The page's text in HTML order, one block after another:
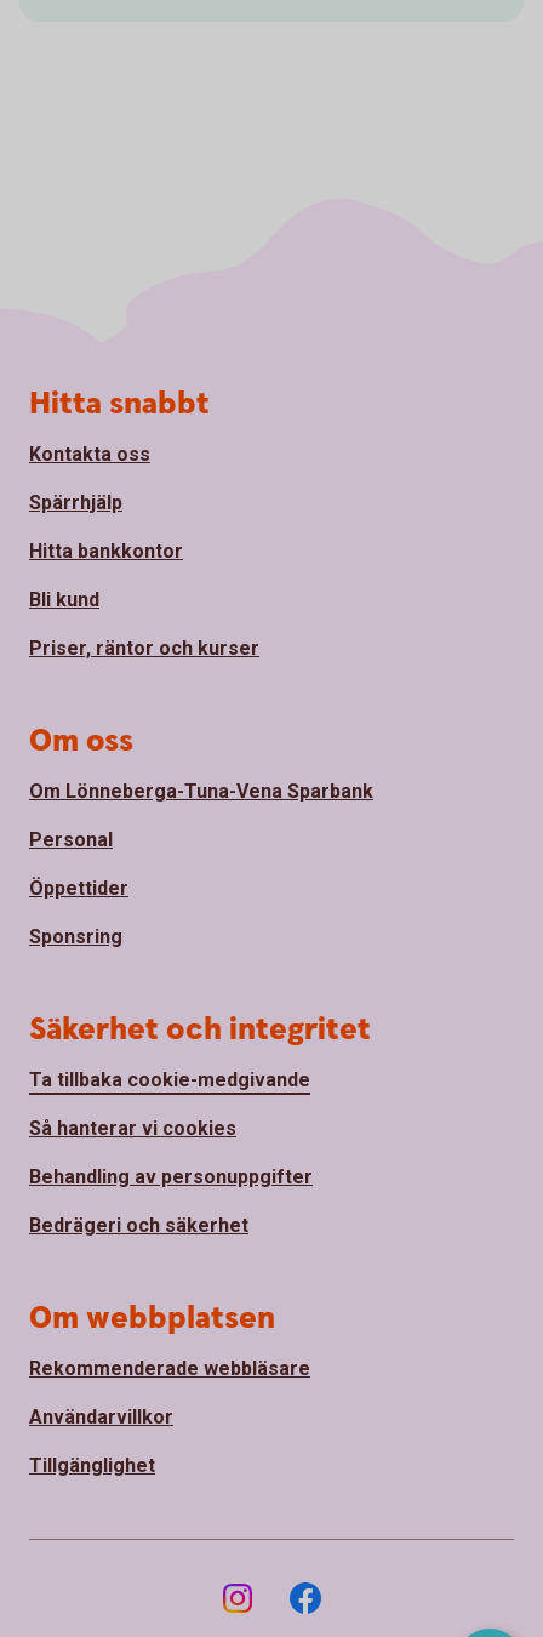
Sidfot
Hitta snabbt
Kontakta oss
Spärrhjälp
Hitta bankkontor
Bli kund
Priser, räntor och kurser
Om oss
Om Lönneberga-Tuna-Vena Sparbank
Personal
Öppettider
Sponsring
Säkerhet och integritet
Ta tillbaka cookie-medgivande
Så hanterar vi cookies
Behandling av personuppgifter
Bedrägeri och säkerhet
Om webbplatsen
Rekommenderade webbläsare
Användarvillkor
Tillgänglighet